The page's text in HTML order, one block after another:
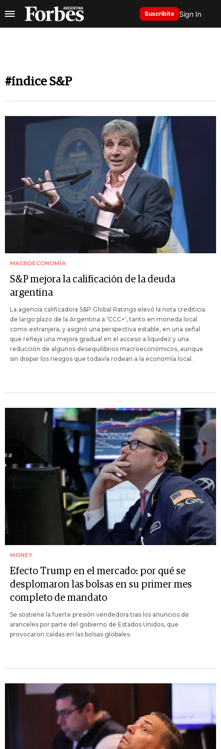
Suscribite Sign In
#índice S&P
MACROECONOMÍA
S&P mejora la calificación de la deuda
argentina
La agencia calificadora S&P Global Ratings elevó la nota crediticia
de largo plazo de la Argentina a ‘CCC+’, tanto en moneda local
como extranjera, y asignó una perspectiva estable, en una señal
que refleja una mejora gradual en el acceso a liquidez y una
reducción de algunos desequilibrios macroeconómicos, aunque
sin disipar los riesgos que todavía rodean a la economía local.
MONEY
Efecto Trump en el mercado: por qué se
desplomaron las bolsas en su primer mes
completo de mandato
Se sostiene la fuerte presión vendedora tras los anuncios de
aranceles por parte del gobierno de Estados Unidos, que
provocaron caídas en las bolsas globales.